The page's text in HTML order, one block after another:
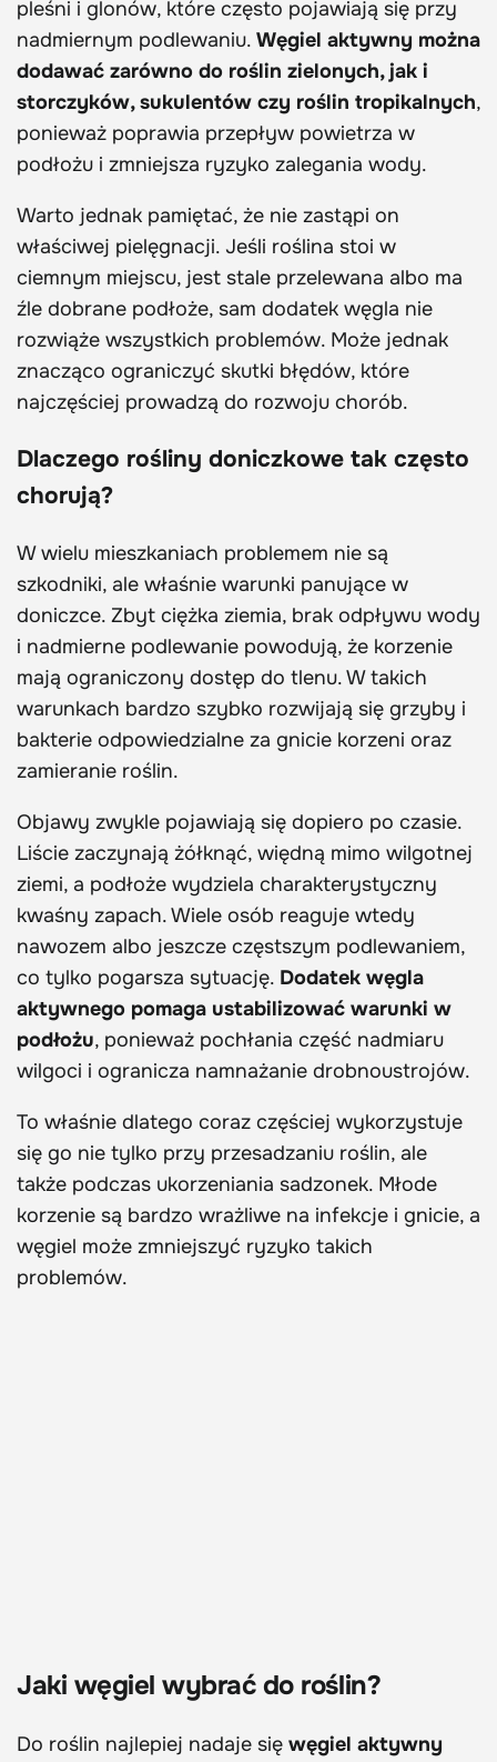
pleśni i glonów, które często pojawiają się przy
nadmiernym podlewaniu. Węgiel aktywny można
dodawać zarówno do roślin zielonych, jak i
storczyków, sukulentów czy roślin tropikalnych,
ponieważ poprawia przepływ powietrza w
podłożu i zmniejsza ryzyko zalegania wody.
Warto jednak pamiętać, że nie zastąpi on
właściwej pielęgnacji. Jeśli roślina stoi w
ciemnym miejscu, jest stale przelewana albo ma
źle dobrane podłoże, sam dodatek węgla nie
rozwiąże wszystkich problemów. Może jednak
znacząco ograniczyć skutki błędów, które
najczęściej prowadzą do rozwoju chorób.
Dlaczego rośliny doniczkowe tak często
chorują?
W wielu mieszkaniach problemem nie są
szkodniki, ale właśnie warunki panujące w
doniczce. Zbyt ciężka ziemia, brak odpływu wody
i nadmierne podlewanie powodują, że korzenie
mają ograniczony dostęp do tlenu. W takich
warunkach bardzo szybko rozwijają się grzyby i
bakterie odpowiedzialne za gnicie korzeni oraz
zamieranie roślin.
Objawy zwykle pojawiają się dopiero po czasie.
Liście zaczynają żółknąć, więdną mimo wilgotnej
ziemi, a podłoże wydziela charakterystyczny
kwaśny zapach. Wiele osób reaguje wtedy
nawozem albo jeszcze częstszym podlewaniem,
co tylko pogarsza sytuację. Dodatek węgla
aktywnego pomaga ustabilizować warunki w
podłożu, ponieważ pochłania część nadmiaru
wilgoci i ogranicza namnażanie drobnoustrojów.
To właśnie dlatego coraz częściej wykorzystuje
się go nie tylko przy przesadzaniu roślin, ale
także podczas ukorzeniania sadzonek. Młode
korzenie są bardzo wrażliwe na infekcje i gnicie, a
węgiel może zmniejszyć ryzyko takich
problemów.
Jaki węgiel wybrać do roślin?
Do roślin najlepiej nadaje się węgiel aktywny